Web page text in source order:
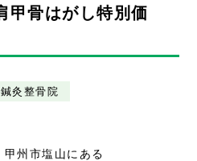
甲骨はがし特別価
灸整骨院
甲州市塩山にある